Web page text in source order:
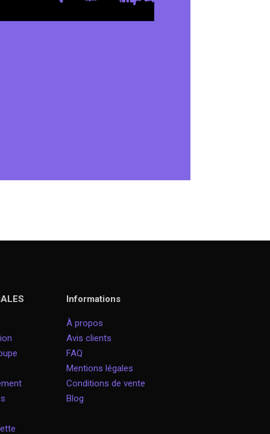
Informations
À propos
Avis clients
FAQ
Mentions légales
Conditions de vente
Blog